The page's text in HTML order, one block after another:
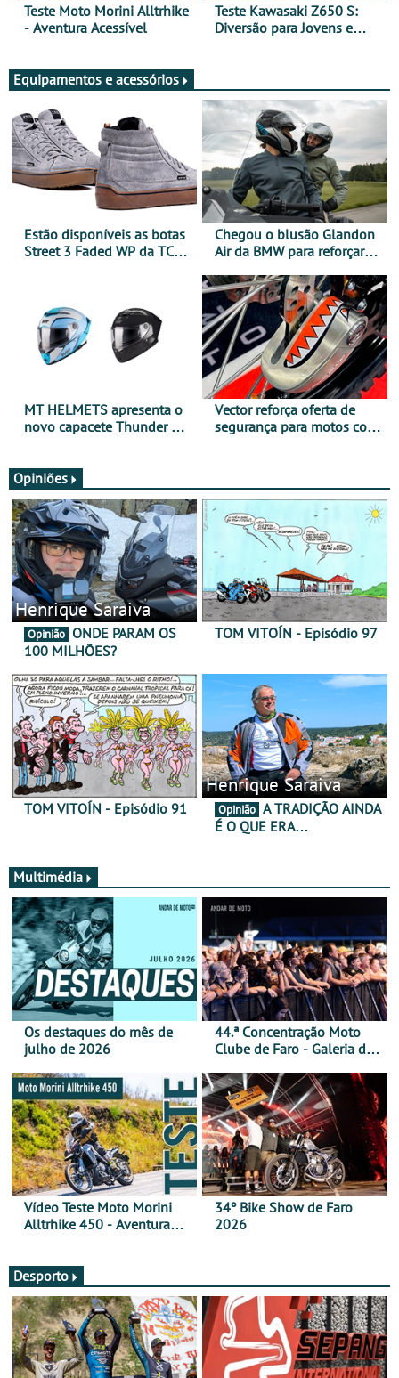
Teste Moto Morini Alltrhike
- Aventura Acessível
Teste Kawasaki Z650 S:
Diversão para Jovens e
Equipamentos e acessórios
Estão disponíveis as botas
Street 3 Faded WP da TCX
Chegou o blusão Glandon
Air da BMW para reforçar
verão
MT HELMETS apresenta o
novo capacete Thunder 4 R
Vector reforça oferta de
segurança para motos com
Opiniões
Henrique Saraiva
Opinião
100 MILHÕES?
TOM VITOÍN - Episódio 97
TOM VITOÍN - Episódio 91
Henrique Saraiva
Opinião
É O QUE ERA…
Multimédia
Os destaques do mês de
julho de 2026
44.ª Concentração Moto
Clube de Faro - Galeria de
Vídeo Teste Moto Morini
Alltrhike 450 - Aventura
34º Bike Show de Faro
2026
Desporto